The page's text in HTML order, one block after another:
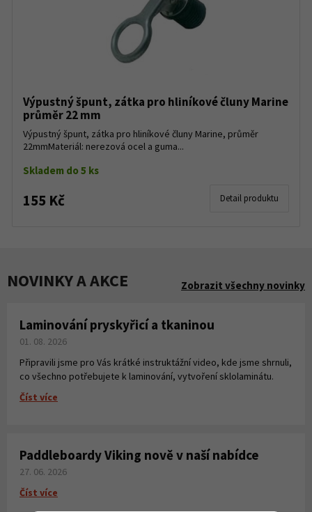
Výpustný špunt, zátka pro hliníkové čluny Marine
průměr 22 mm
Výpustný špunt, zátka pro hliníkové čluny Marine, průměr
22mmMateriál: nerezová ocel a guma...
Skladem do 5 ks
155 Kč Detail produktu
NOVINKY A AKCE Zobrazit všechny novinky
Laminování pryskyřicí a tkaninou
01. 08. 2026
Připravili jsme pro Vás krátké instruktážní video, kde jsme shrnuli,
co všechno potřebujete k laminování, vytvoření sklolaminátu.
Číst více
Paddleboardy Viking nově v naší nabídce
27. 06. 2026
Číst více